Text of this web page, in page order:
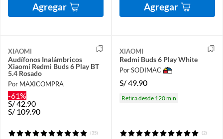
Agregar Agregar
XIAOMI
Audífonos Inalámbricos
Xiaomi Redmi Buds 6 Play BT
5.4 Rosado
Por MAXICOMPRA
-61%
S/42.90
S/ 109.90
(35)
XIAOMI
Redmi Buds 6 Play White
Por SODIMAC
S/49.90
Retira desde 120 min
(2)